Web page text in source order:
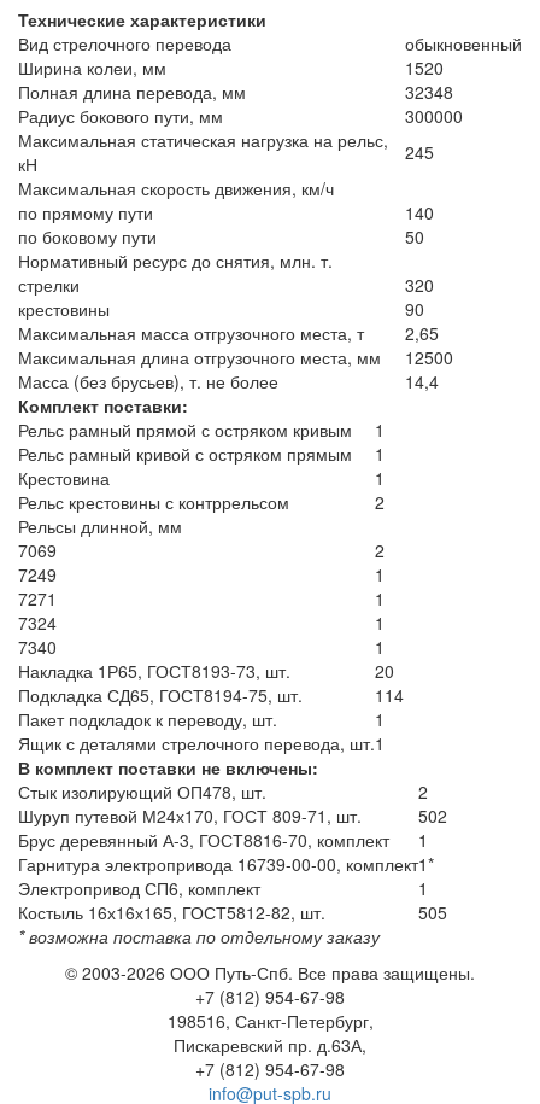
Технические характеристики
Вид стрелочного перевода
обыкновенный
Ширина колеи, мм
1520
Полная длина перевода, мм
32348
Радиус бокового пути, мм
300000
Максимальная статическая нагрузка на рельс,
кН
245
Максимальная скорость движения, км/ч
по прямому пути
140
по боковому пути
50
Нормативный ресурс до снятия, млн. т.
стрелки
320
крестовины
90
Максимальная масса отгрузочного места, т
2,65
Максимальная длина отгрузочного места, мм
12500
Масса (без брусьев), т. не более
14,4
Комплект поставки:
Рельс рамный прямой с остряком кривым
1
Рельс рамный кривой с остряком прямым
1
Крестовина
1
Рельс крестовины с контррельсом
2
Рельсы длинной, мм
7069
2
7249
1
7271
1
7324
1
7340
1
Накладка 1Р65, ГОСТ8193-73, шт.
20
Подкладка СД65, ГОСТ8194-75, шт.
114
Пакет подкладок к переводу, шт.
1
Ящик с деталями стрелочного перевода, шт.1
В комплект поставки не включены:
Стык изолирующий ОП478, шт.
2
Шуруп путевой М24х170, ГОСТ 809-71, шт.
502
Брус деревянный А-3, ГОСТ8816-70, комплект
1
Гарнитура электропривода 16739-00-00, комплект1*
Электропривод СП6, комплект
1
Костыль 16х16х165, ГОСТ5812-82, шт.
505
* возможна поставка по отдельному заказу
© 2003-2026 ООО Путь-Спб. Все права защищены.
+7 (812) 954-67-98
198516, Санкт-Петербург,
Пискаревский пр. д.63А,
+7 (812) 954-67-98
info@put-spb.ru